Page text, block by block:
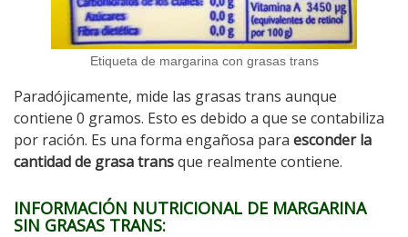
Etiqueta de margarina con grasas trans
Paradójicamente, mide las grasas trans aunque
contiene 0 gramos. Esto es debido a que se contabiliza
por ración. Es una forma engañosa para esconder la
cantidad de grasa transque realmente contiene.
INFORMACIÓN NUTRICIONAL DE MARGARINA
SIN GRASAS TRANS: